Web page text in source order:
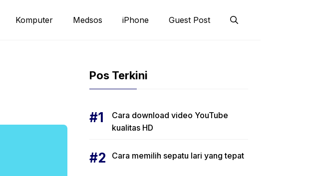
Komputer Medsos iPhone Guest Post
Pos Terkini
Cara download video YouTube
kualitas HD
Cara memilih sepatu lari yang tepat